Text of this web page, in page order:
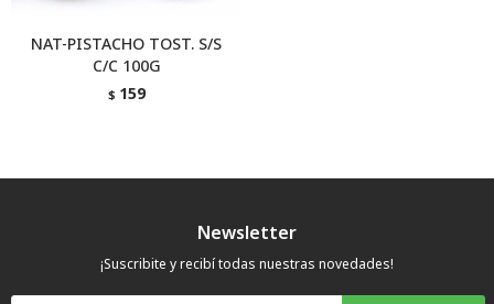
NAT-PISTACHO TOST. S/S
C/C 100G
$ 159
Newsletter
¡Suscribite y recibí todas nuestras novedades!